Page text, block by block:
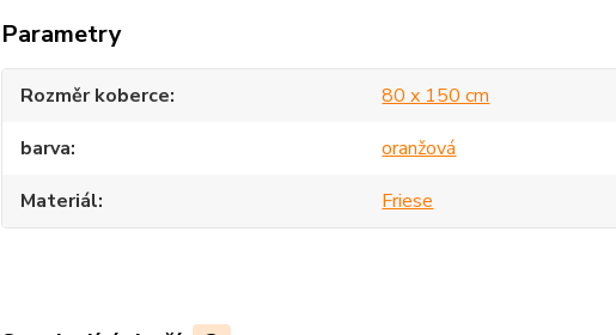
Parametry
Rozměr koberce
80 x 150 cm
barva
oranžová
Materiál
Friese